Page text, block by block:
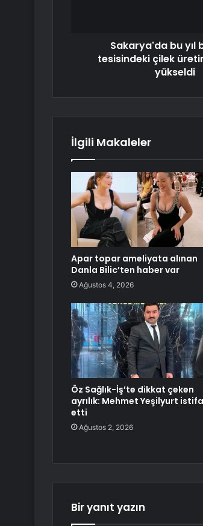
Sakarya'da bu yıl
tesisindeki çilek
yükseldi
İlgili Makaleler
Apar topar ameliyata alınan
Danla Bilic’ten haber var
Ağustos 4, 2026
Öz Sağlık-İş’te dikkat çeken
ayrılık: Mehmet Yeşilyurt istifa
etti
Ağustos 2, 2026
Bir yanıt yazın